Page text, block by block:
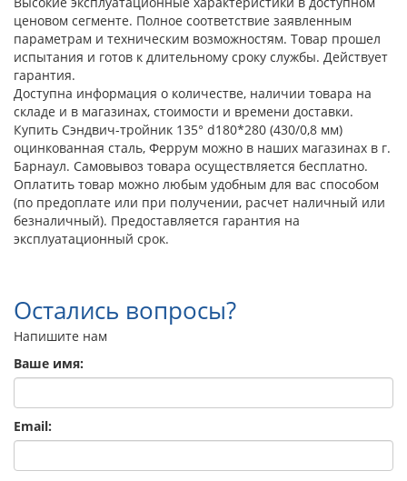
ценовом сегменте. Полное соответствие заявленным
параметрам и техническим возможностям. Товар прошел
испытания и готов к длительному сроку службы. Действует
гарантия.
Доступна информация о количестве, наличии товара на
складе и в магазинах, стоимости и времени доставки.
Купить Сэндвич-тройник 135° d180*280 (430/0,8 мм)
оцинкованная сталь, Феррум можно в наших магазинах в г.
Барнаул. Самовывоз товара осуществляется бесплатно.
Оплатить товар можно любым удобным для вас способом
(по предоплате или при получении, расчет наличный или
безналичный). Предоставляется гарантия на
эксплуатационный срок.
Остались вопросы?
Напишите нам
Ваше имя:
Email: